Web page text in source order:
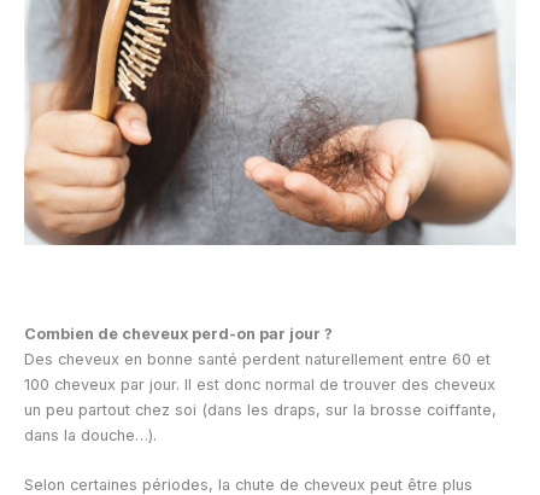
Combien de cheveux perd-on par jour ?
Des cheveux en bonne santé perdent naturellement entre 60 et
100 cheveux par jour. Il est donc normal de trouver des cheveux
un peu partout chez soi (dans les draps, sur la brosse coiffante,
dans la douche…).
Selon certaines périodes, la chute de cheveux peut être plus